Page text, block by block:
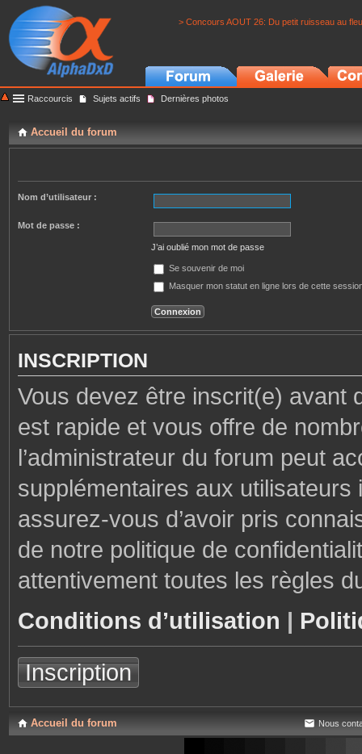
> Concours AOUT 26: Du petit ruisseau au
Raccourcis Sujets actifs Dernières photos
Accueil du forum
Nom d’utilisateur :
Mot de passe :
J’ai oublié mon mot de passe
Se souvenir de moi
Masquer mon statut en ligne lors de cette
INSCRIPTION
Vous devez être inscrit(e) avant
est rapide et vous offre de
l’administrateur du forum peut
supplémentaires aux
assurez-vous d’avoir pris
de notre politique de
attentivement toutes les règles
Conditions d’utilisation |
Inscription
Accueil du forum Nous